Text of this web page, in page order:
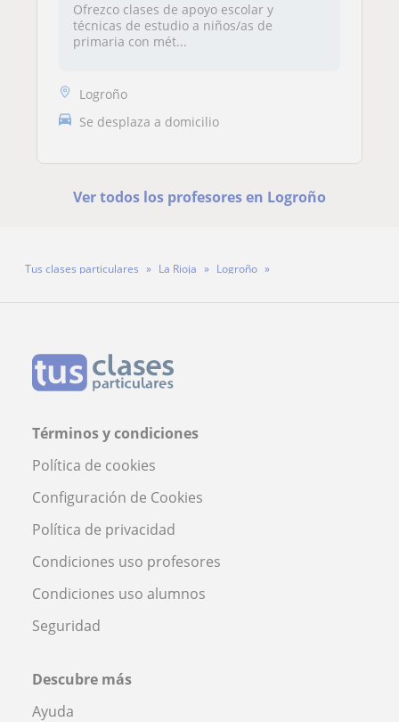
Ofrezco clases de apoyo escolar y
técnicas de estudio a niños/as de
primaria con mét...
Logroño
Se desplaza a domicilio
Ver todos los profesores en Logroño
Tus clases particulares La Rioja
Logroño
Términos y condiciones
Política de cookies
Configuración de Cookies
Política de privacidad
Condiciones uso profesores
Condiciones uso alumnos
Seguridad
Descubre más
Ayuda